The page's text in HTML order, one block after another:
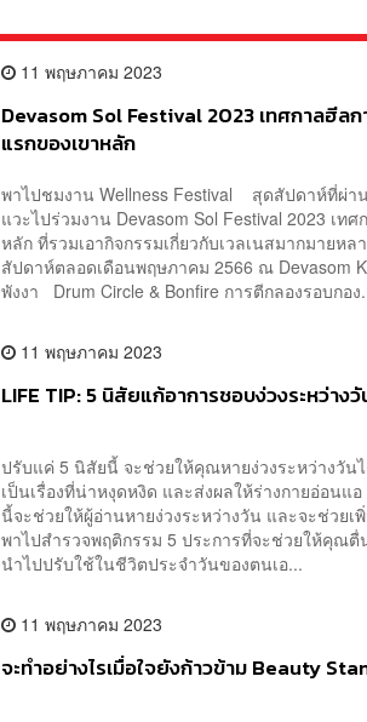
11 พฤษภาคม 2023
Devasom Sol Festival 2023 เทศกาลฮีล
แรกของเขาหลัก
พาไปชมงาน Wellness Festival สุดสัปดาห์ที่ผ่าน
แวะไปร่วมงาน Devasom Sol Festival 2023 เท
หลัก ที่รวมเอากิจกรรมเกี่ยวกับเวลเนสมากมายห
สัปดาห์ตลอดเดือนพฤษภาคม 2566 ณ Devasom
พังงา Drum Circle & Bonfire การตีกลองรอบกอง
11 พฤษภาคม 2023
LIFE TIP: 5 นิสัยแก้อาการชอบง่วงระหว่าง
ปรับแค่ 5 นิสัยนี้ จะช่วยให้คุณหายง่วงระหว่างวั
เป็นเรื่องที่น่าหงุดหงิด และส่งผลให้ร่างกายอ่อนแ
นี้จะช่วยให้ผู้อ่านหายง่วงระหว่างวัน และจะช่วยเ
พาไปสำรวจพฤติกรรม 5 ประการที่จะช่วยให้คุณ
นำไปปรับใช้ในชีวิตประจำวันของตนเอ...
11 พฤษภาคม 2023
จะทำอย่างไรเมื่อใจยังก้าวข้าม Beauty